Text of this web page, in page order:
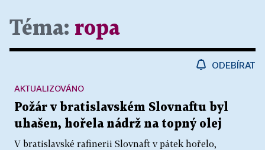
Téma: ropa
ODEBÍRAT
Požár v bratislavském Slovnaftu byl
uhašen, hořela nádrž na topný olej
V bratislavské rafinerii Slovnaft v pátek hořelo,
AKTUALIZOVÁNO